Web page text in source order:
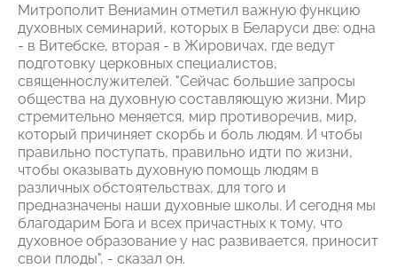
Митрополит Вениамин отметил важную функцию
духовных семинарий, которых в Беларуси две: одна
- в Витебске, вторая - в Жировичах, где ведут
подготовку церковных специалистов,
священнослужителей. "Сейчас большие запросы
общества на духовную составляющую жизни. Мир
стремительно меняется, мир противоречив, мир,
который причиняет скорбь и боль людям. И чтобы
правильно поступать, правильно идти по жизни,
чтобы оказывать духовную помощь людям в
различных обстоятельствах, для того и
предназначены наши духовные школы. И сегодня мы
благодарим Бога и всех причастных к тому, что
духовное образование у нас развивается, приносит
свои плоды", - сказал он.